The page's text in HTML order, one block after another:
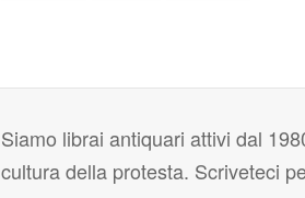
Siamo librai antiquari attivi dal
cultura della protesta. Scriveteci